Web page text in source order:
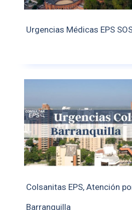
Urgencias Médicas EPS
Colsanitas EPS, Atención
Barranquilla